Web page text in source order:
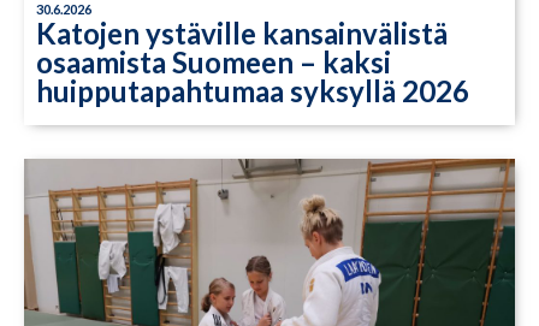
30.6.2026
Katojen ystäville kansainvälistä
osaamista Suomeen – kaksi
huipputapahtumaa syksyllä 2026